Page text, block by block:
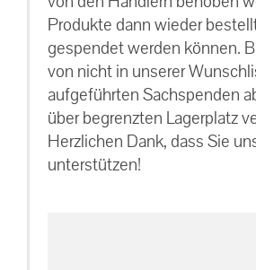
Produkte dann wieder
gespendet werden können.
von nicht in unserer
aufgeführten Sachspenden
über begrenzten Lagerplatz
Herzlichen Dank, dass Sie
unterstützen!